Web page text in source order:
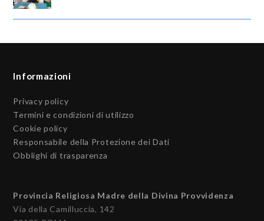
Informazioni
Privacy policy
Termini e condizioni di utilizzo
Cookie policy
Responsabile della Protezione dei Dati
Obblighi di trasparenza
Provincia Religiosa Madre della Divina Provvidenza
Via della Camilluccia, 142